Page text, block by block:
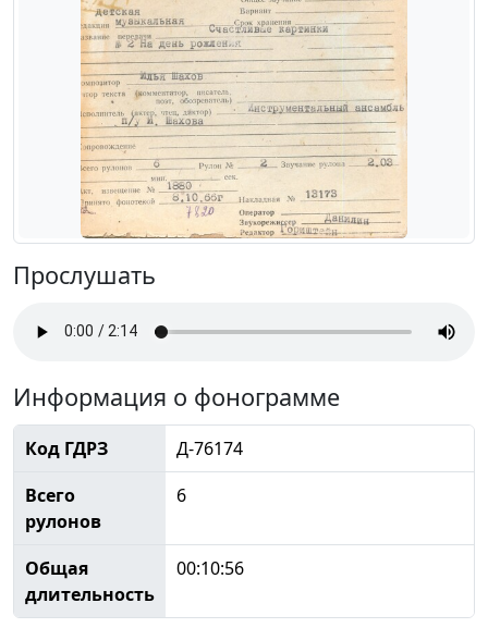
Прослушать
Информация о фонограмме
Код ГДРЗ
Д-76174
Всего
рулонов
6
Общая
длительность
00:10:56